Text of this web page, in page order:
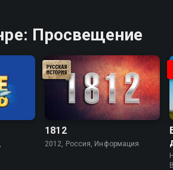
Просвещение
1812
2012, Россия, Информация